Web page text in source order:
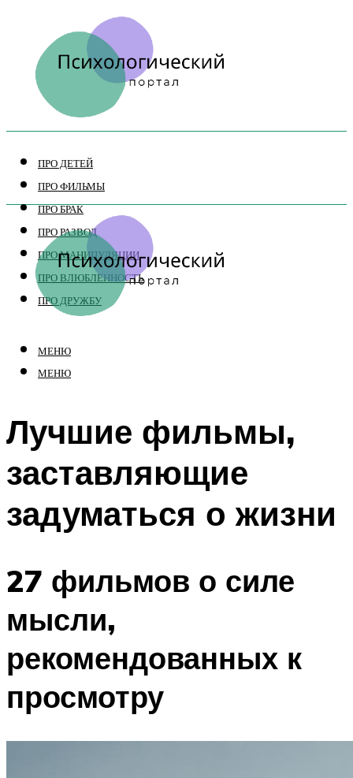
ПРО ДЕТЕЙ
ПРО ФИЛЬМЫ
ПРО БРАК
ПРО РАЗВОД
ПРО МАНИПУЛЯЦИИ
ПРО ВЛЮБЛЕННОСТЬ
ПРО ДРУЖБУ
МЕНЮ
МЕНЮ
Лучшие фильмы,
заставляющие
задуматься о жизни
27 фильмов о силе
мысли,
рекомендованных к
просмотру